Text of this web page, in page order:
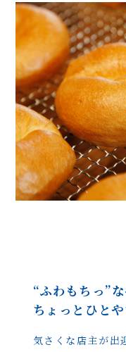
“ふわもちっ”な
ちょっとひとや
気さくな店主が出